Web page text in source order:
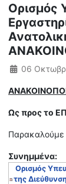
Ορισμός
Λεπτομέρειες
06
Ως προς το
Παρακαλούμε
Συνημμένα:
Ορισμός
της